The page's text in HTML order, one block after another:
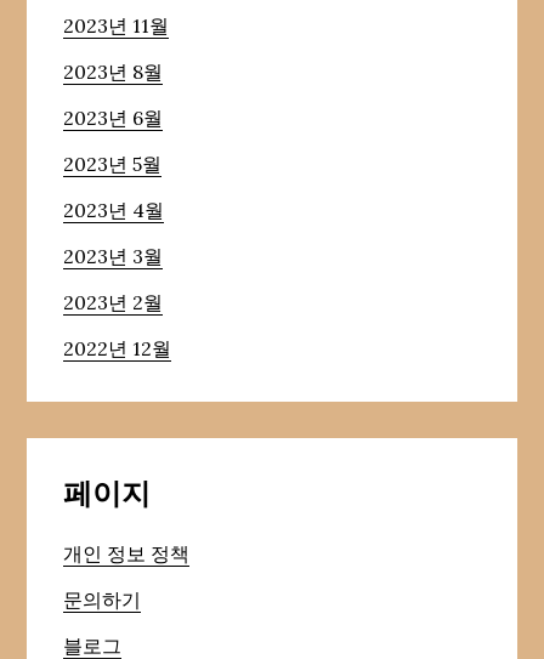
2023년 11월
2023년 8월
2023년 6월
2023년 5월
2023년 4월
2023년 3월
2023년 2월
2022년 12월
페이지
개인 정보 정책
문의하기
블로그